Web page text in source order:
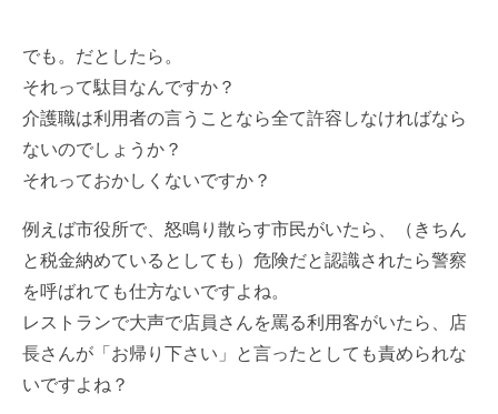
でも。だとしたら。
それって駄目なんですか？
介護職は利用者の言うことなら全て許容しなければなら
ないのでしょうか？
それっておかしくないですか？
例えば市役所で、怒鳴り散らす市民がいたら、（きちん
と税金納めているとしても）危険だと認識されたら警察
を呼ばれても仕方ないですよね。
レストランで大声で店員さんを罵る利用客がいたら、店
長さんが「お帰り下さい」と言ったとしても責められな
いですよね？